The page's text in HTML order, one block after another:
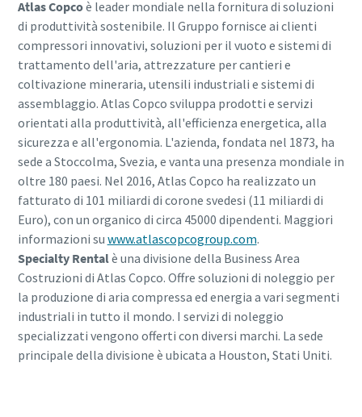
Atlas Copcoè leader mondiale nella fornitura di soluzioni
di produttività sostenibile. Il Gruppo fornisce ai clienti
compressori innovativi, soluzioni per il vuoto e sistemi di
trattamento dell'aria, attrezzature per cantieri e
coltivazione mineraria, utensili industriali e sistemi di
assemblaggio. Atlas Copco sviluppa prodotti e servizi
orientati alla produttività, all'efficienza energetica, alla
sicurezza e all'ergonomia. L'azienda, fondata nel 1873, ha
sede a Stoccolma, Svezia, e vanta una presenza mondiale in
oltre 180 paesi. Nel 2016, Atlas Copco ha realizzato un
fatturato di 101 miliardi di corone svedesi (11 miliardi di
Euro), con un organico di circa 45000 dipendenti. Maggiori
informazioni su www.atlascopcogroup.com.
Specialty Rentalè una divisione della Business Area
Costruzioni di Atlas Copco. Offre soluzioni di noleggio per
la produzione di aria compressa ed energia a vari segmenti
industriali in tutto il mondo. I servizi di noleggio
specializzati vengono offerti con diversi marchi. La sede
principale della divisione è ubicata a Houston, Stati Uniti.